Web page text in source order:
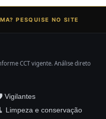
PESQUISE NO SITE
CCT vigente. Análise direto
Vigilantes
Limpeza e conservação